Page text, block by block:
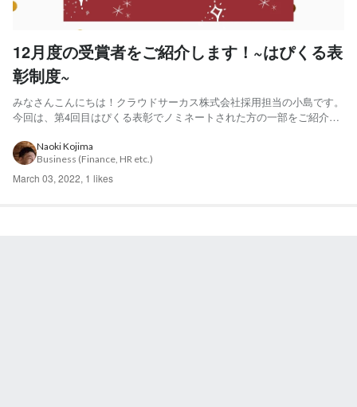
12月度の受賞者をご紹介します！~はぴくる表
彰制度~
みなさんこんにちは！クラウドサーカス株式会社採用担当の小島です。
今回は、第4回目はぴくる表彰でノミネートされた方の一部をご紹介し
った行動をした人を表彰する制度です！詳しくは、以下の記事をご確認
Naoki Kojima
Business (Finance, HR etc.)
March 03, 2022, 1 likes